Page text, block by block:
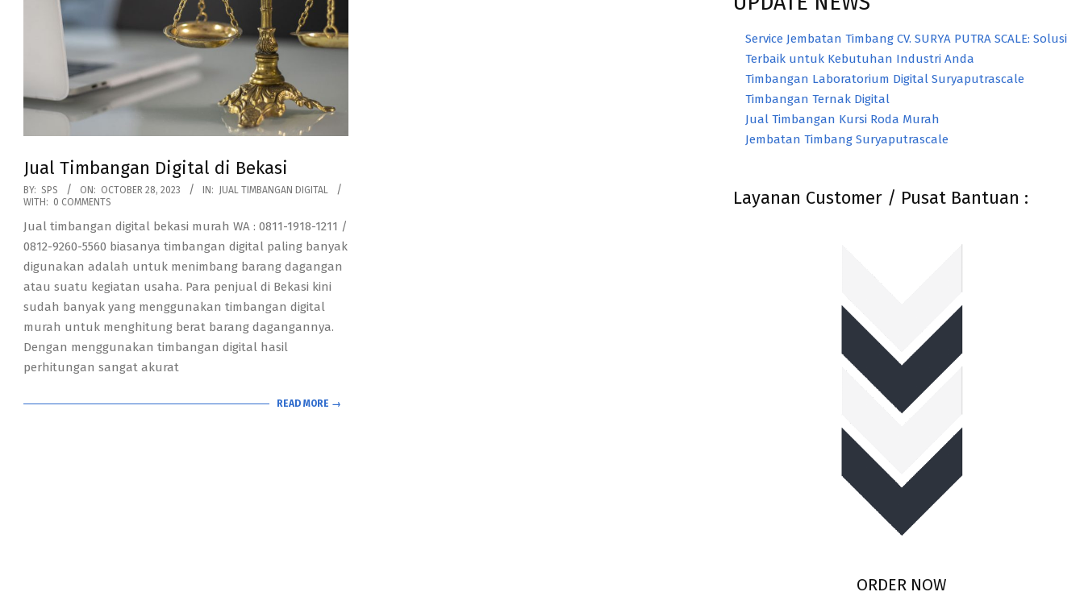
Jual Timbangan Digital di Bekasi
2023-
10-
28
BY: SPS ON: OCTOBER 28, 2023 IN:
JUAL TIMBANGAN DIGITAL
WITH: 0 COMMENTS
Jual timbangan digital bekasi murah WA : 0811-1918-1211 /
0812-9260-5560 biasanya timbangan digital paling banyak
digunakan adalah untuk menimbang barang dagangan
atau suatu kegiatan usaha. Para penjual di Bekasi kini
sudah banyak yang menggunakan timbangan digital
murah untuk menghitung berat barang dagangannya.
Dengan menggunakan timbangan digital hasil
perhitungan sangat akurat
READ MORE →
Service Jembatan Timbang CV. SURYA PUTRA SCALE: Solusi
Terbaik untuk Kebutuhan Industri Anda
Timbangan Laboratorium Digital Suryaputrascale
Timbangan Ternak Digital
Jual Timbangan Kursi Roda Murah
Jembatan Timbang Suryaputrascale
Layanan Customer / Pusat Bantuan :
ORDER NOW